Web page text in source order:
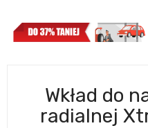
Wkład do
radialnej